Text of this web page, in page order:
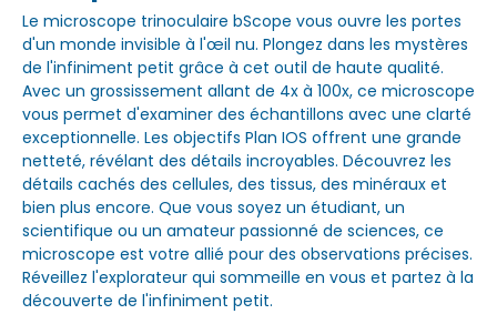
Le microscope trinoculaire bScope vous ouvre les portes
d'un monde invisible à l'œil nu. Plongez dans les mystères
de l'infiniment petit grâce à cet outil de haute qualité.
Avec un grossissement allant de 4x à 100x, ce microscope
vous permet d'examiner des échantillons avec une clarté
exceptionnelle. Les objectifs Plan IOS offrent une grande
netteté, révélant des détails incroyables. Découvrez les
détails cachés des cellules, des tissus, des minéraux et
bien plus encore. Que vous soyez un étudiant, un
scientifique ou un amateur passionné de sciences, ce
microscope est votre allié pour des observations précises.
Réveillez l'explorateur qui sommeille en vous et partez à la
découverte de l'infiniment petit.